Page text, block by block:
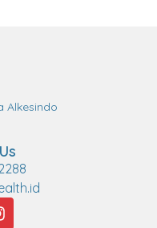
Alkesindo